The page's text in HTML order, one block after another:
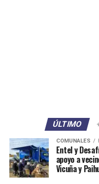
ÚLTIMO
COMUNALES
Entel y
apoyo a
Vicuña y